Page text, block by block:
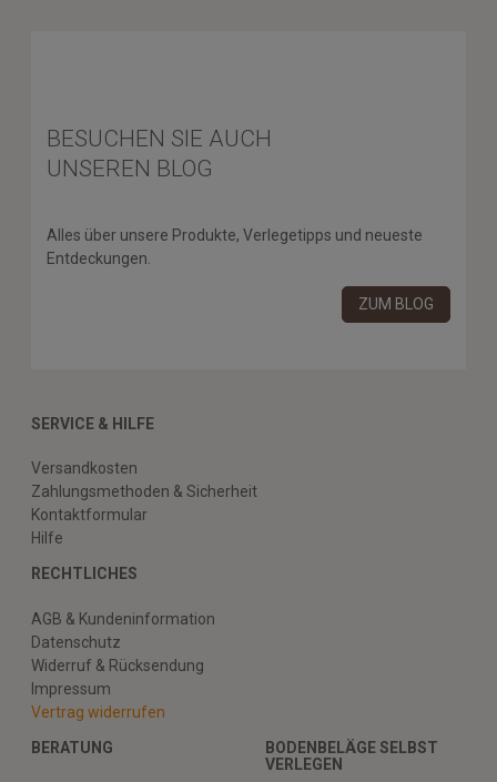
BESUCHEN SIE AUCH
UNSEREN BLOG
Alles über unsere Produkte, Verlegetipps und neueste
Entdeckungen.
ZUM BLOG
SERVICE & HILFE
Versandkosten
Zahlungsmethoden & Sicherheit
Kontaktformular
Hilfe
RECHTLICHES
AGB & Kundeninformation
Datenschutz
Widerruf & Rücksendung
Impressum
Vertrag widerrufen
BERATUNG
BODENBELÄGE SELBST
VERLEGEN